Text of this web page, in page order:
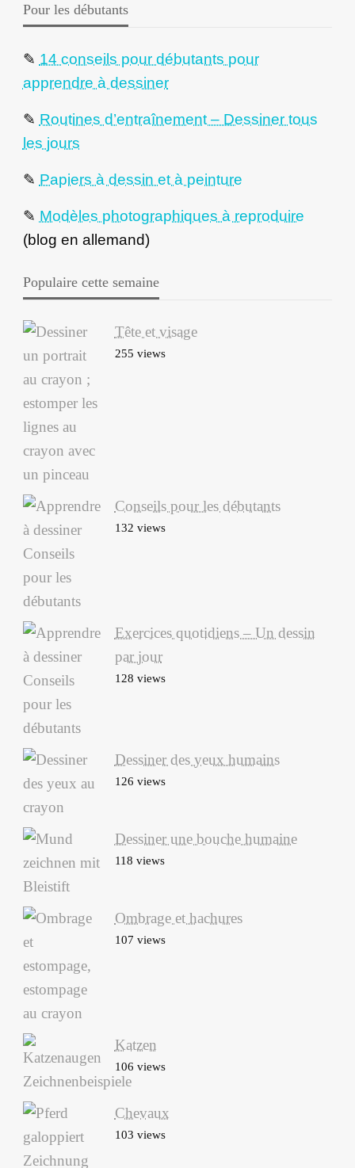
Pour les débutants
✎ 14 conseils pour débutants pour
apprendre à dessiner
✎ Routines d’entraînement – Dessiner tous
les jours
✎ Papiers à dessin et à peinture
✎ Modèles photographiques à reproduire
(blog en allemand)
Populaire cette semaine
Tête et visage
255 views
Conseils pour les débutants
132 views
Exercices quotidiens – Un dessin
par jour
128 views
Dessiner des yeux humains
126 views
Dessiner une bouche humaine
118 views
Ombrage et hachures
107 views
Katzen
106 views
Chevaux
103 views